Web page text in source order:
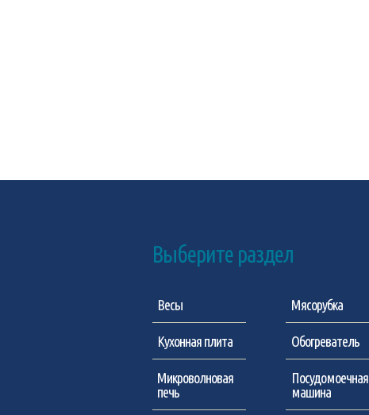
Выберите раздел
Весы
Кухонная плита
Микроволновая
печь
Мясорубка
Обогреватель
Посудомоечная
машина